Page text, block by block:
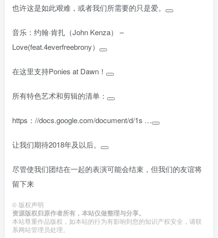
也许这是如此艰难，或者我们所需要的只是爱。
音乐：约翰·肯扎（John Kenza） –
Love(feat.4everfreebrony）
在这里支持Ponies at Dawn！
所有特色艺术和剪辑的清单：
https：//docs.google.com/document/d/1s …
让我们期待2018年及以后。
尽管使我们团结在一起的表演可能会结束，但我们的友谊将
留下来
© 版权声明
资源版权归原作者所有，本站仅做整理与分享。
本站尊重作品版权，如本站的行为有影响到您的知识产权安全，请联
系网站管理员处理。